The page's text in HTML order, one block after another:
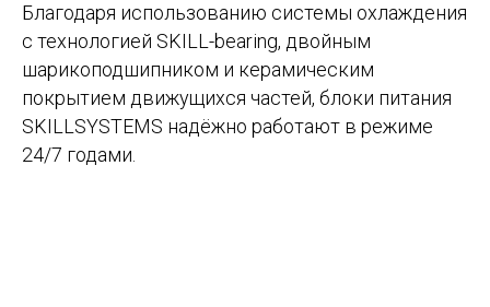
Благодаря использованию системы охлаждения
с технологией SKILL-bearing, двойным
шарикоподшипником и керамическим
покрытием движущихся частей, блоки питания
SKILLSYSTEMS надёжно работают в режиме
24/7 годами.